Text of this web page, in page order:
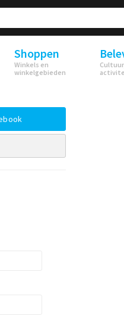
Shoppen
Winkels en
winkelgebieden